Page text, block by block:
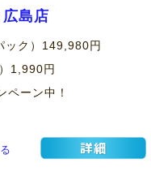
島店
ック）149,980円
1,990円
ペーン中！